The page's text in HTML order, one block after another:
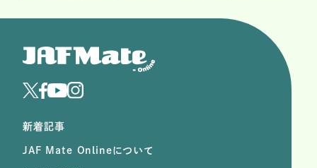
新着記事
JAF Mate Onlineについて